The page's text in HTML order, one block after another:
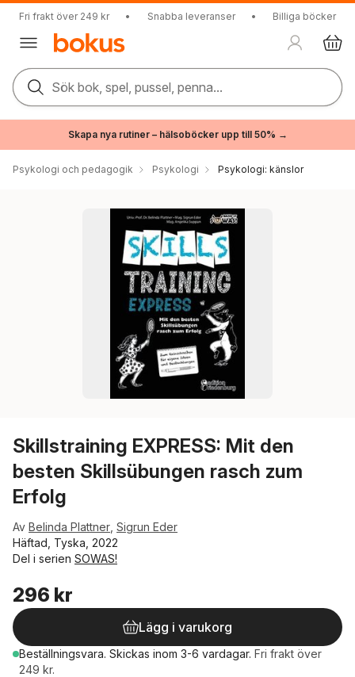
Fri frakt över 249 kr • Snabba leveranser • Billiga böcker
Sök bok, spel, pussel, penna...
Skapa nya rutiner – hälsoböcker upp till 50% →
Psykologi och pedagogik Psykologi Psykologi: känslor
Skillstraining EXPRESS: Mit den
besten Skillsübungen rasch zum
Erfolg
Av Belinda Plattner Sigrun Eder
Häftad, Tyska, 2022
Del i serien SOWAS!
296 kr
Lägg i varukorg
Beställningsvara. Skickas inom 3-6 vardagar. Fri frakt över
249 kr.